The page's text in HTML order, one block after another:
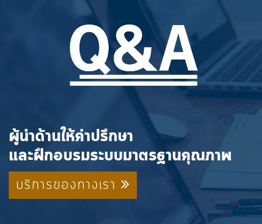
ผู้นำด้านให้คำปรึกษา
และฝึกอบรมระบบมาตรฐานคุณภาพ
บริการของทางเรา